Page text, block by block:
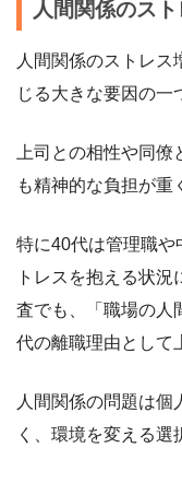
人間関係のス
人間関係のストレス
じる大きな要因の一
上司との相性や同僚
も精神的な負担が重
特に40代は管理職や
トレスを抱える状
査でも、「職場の人
代の離職理由として
人間関係の問題は個
く、環境を変える選